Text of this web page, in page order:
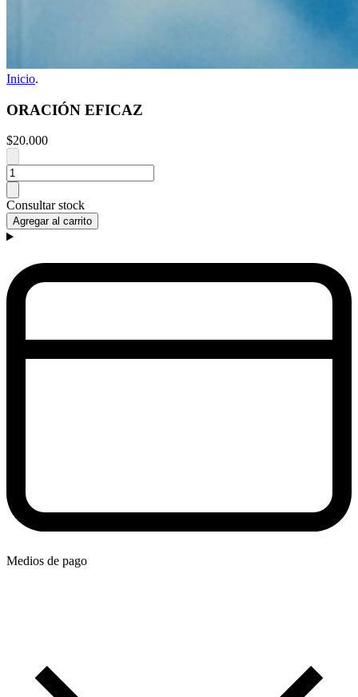
Inicio.
ORACIÓN EFICAZ
$20.000
Consultar stock
Agregar al carrito
Medios de pago